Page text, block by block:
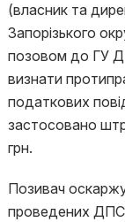
(власник та
Запорізького
позовом до ГУ
визнати
податкових
застосовано
грн.
Позивач
проведених